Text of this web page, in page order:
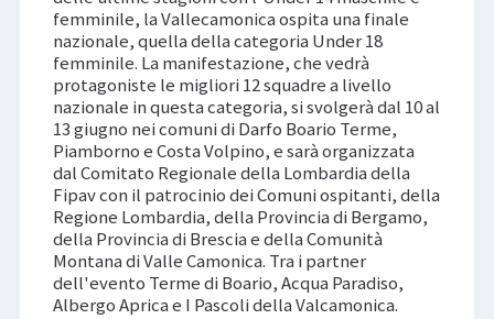
femminile, la Vallecamonica ospita una finale
nazionale, quella della categoria Under 18
femminile. La manifestazione, che vedrà
protagoniste le migliori 12 squadre a livello
nazionale in questa categoria, si svolgerà dal 10 al
13 giugno nei comuni di Darfo Boario Terme,
Piamborno e Costa Volpino, e sarà organizzata
dal Comitato Regionale della Lombardia della
Fipav con il patrocinio dei Comuni ospitanti, della
Regione Lombardia, della Provincia di Bergamo,
della Provincia di Brescia e della Comunità
Montana di Valle Camonica. Tra i partner
dell'evento Terme di Boario, Acqua Paradiso,
Albergo Aprica e I Pascoli della Valcamonica.